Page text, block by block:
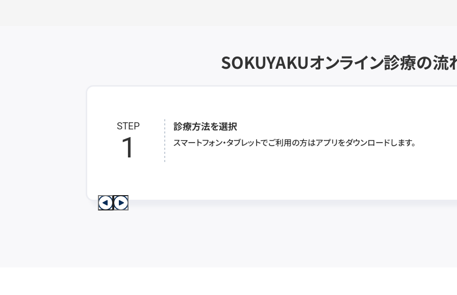
SOKUYAKUオンライン診療の流
STEP
1
診療方法を選択
スマートフォン・タブレットでご利用の方はアプリをダウンロードします。